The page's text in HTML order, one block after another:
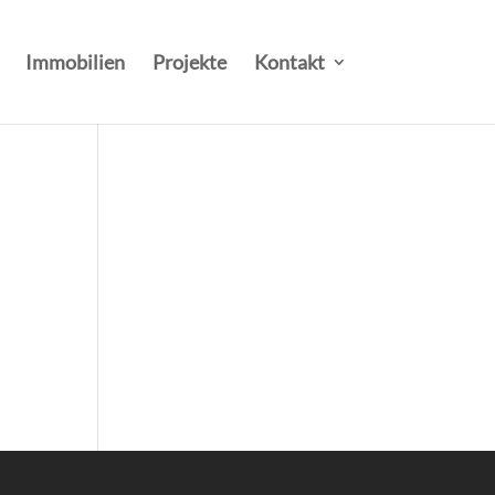
Immobilien Projekte Kontakt